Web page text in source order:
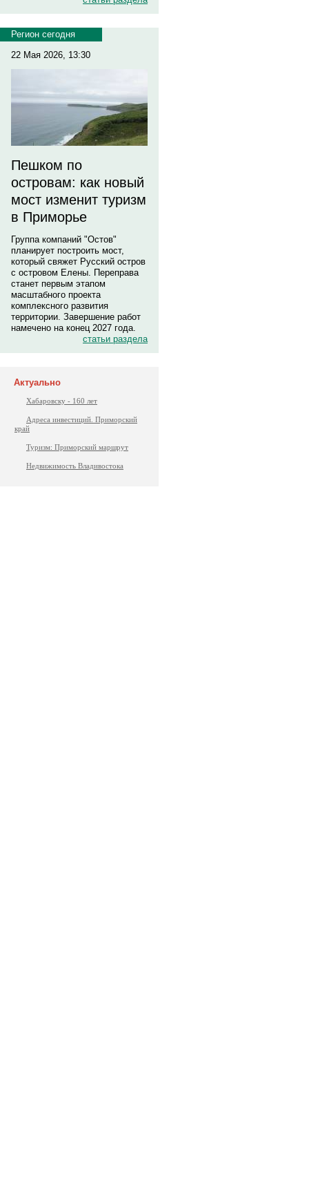
Регион сегодня
22 Мая 2026, 13:30
Пешком по
островам: как новый
мост изменит туризм
в Приморье
Группа компаний "Остов"
планирует построить мост,
который свяжет Русский остров
с островом Елены. Переправа
станет первым этапом
масштабного проекта
комплексного развития
территории. Завершение работ
намечено на конец 2027 года.
статьи раздела
Актуально
Хабаровску - 160 лет
Адреса инвестиций. Приморский
край
Туризм: Приморский маршрут
Недвижимость Владивостока